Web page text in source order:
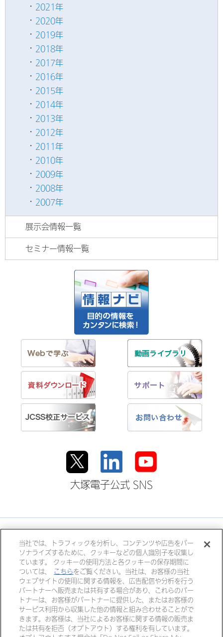
2021年
2020年
2019年
2018年
2017年
2016年
2015年
2014年
2013年
2012年
2011年
2010年
2009年
2008年
2007年
展示会情報一覧
セミナー情報一覧
大塚電子公式 SNS
大塚ホールディングス
大塚製薬 大塚製薬工場
大鵬薬品工業
大塚倉庫
大塚化学
大塚食品
大塚メディカルデバイス
リンク
個人情報・特定個人情報につい
て
当社では、トラフィックを分析し、コンテンツや広告をパー
ソナライズするために、クッキーなどの個人識別子を収集し
ています。 クッキーの使用方法と各クッキーの保存期間に
ついては、
こちらをご覧ください。当社は、お客様の当社
ウェブサイトの使用に関する情報を、広告配信や分析を行う
パートナーへ販売または共有する場合があり、これらのパー
トナーは、お客様がパートナーに提供した、またはお客様の
サービス利用から収集した他の情報と組み合わせることがで
きます。お客様は、当社によるお客様に関する情報の販売ま
たは共有を拒否（オプトアウト）する権利を有しています。